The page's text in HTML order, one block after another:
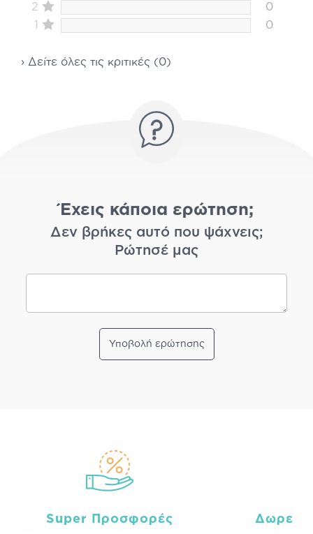
2
0
1
0
› Δείτε όλες τις κριτικές (0)
Έχεις κάποια ερώτηση;
Δεν βρήκες αυτό που ψάχνεις;
Ρώτησέ μας
Υποβολή ερώτησης
Super Προσφορές Δωρεάν